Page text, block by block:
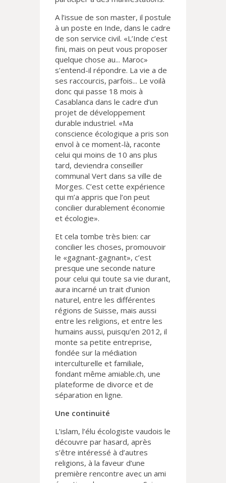
A l’issue de son master, il postule
à un poste en Inde, dans le cadre
de son service civil. «L’Inde c’est
fini, mais on peut vous proposer
quelque chose au... Maroc»
s’entend-il répondre. La vie a de
ses raccourcis, parfois... Le voilà
donc qui passe 18 mois à
Casablanca dans le cadre d’un
projet de développement
durable industriel. «Ma
conscience écologique a pris son
envol à ce moment-là, raconte
celui qui moins de 10 ans plus
tard, deviendra conseiller
communal Vert dans sa ville de
Morges. C’est cette expérience
qui m’a appris que l’on peut
concilier durablement économie
et écologie».
Et cela tombe très bien: car
concilier les choses, promouvoir
le «gagnant-gagnant», c’est
presque une seconde nature
pour celui qui toute sa vie durant,
aura incarné un trait d’union
naturel, entre les différentes
régions de Suisse, mais aussi
entre les religions, et entre les
humains aussi, puisqu’en 2012, il
monte sa petite entreprise,
fondée sur la médiation
interculturelle et familiale,
fondant même amiable.ch, une
plateforme de divorce et de
séparation en ligne.
Une continuité
L’islam, l’élu écologiste vaudois le
découvre par hasard, après
s’être intéressé à d’autres
religions, à la faveur d’une
première rencontre avec un ami